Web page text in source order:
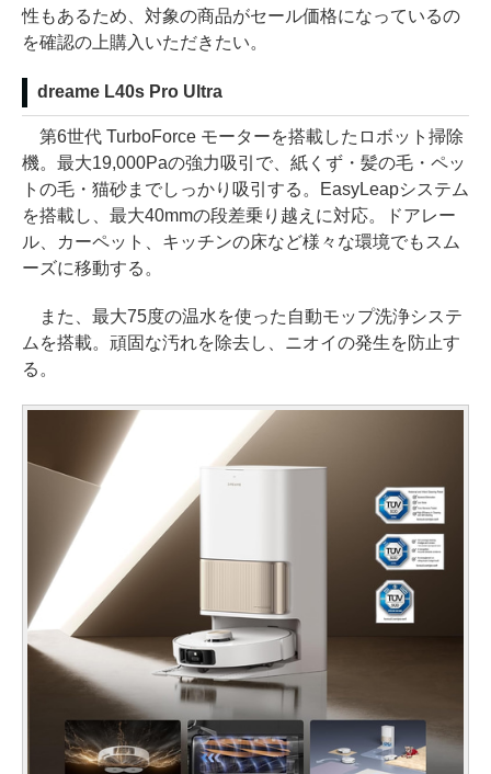
性もあるため、対象の商品がセール価格になっているの
を確認の上購入いただきたい。
dreame L40s Pro Ultra
第6世代 TurboForce モーターを搭載したロボット掃除
機。最大19,000Paの強力吸引で、紙くず・髪の毛・ペッ
トの毛・猫砂までしっかり吸引する。EasyLeapシステム
を搭載し、最大40mmの段差乗り越えに対応。ドアレー
ル、カーペット、キッチンの床など様々な環境でもスム
ーズに移動する。
また、最大75度の温水を使った自動モップ洗浄システ
ムを搭載。頑固な汚れを除去し、ニオイの発生を防止す
る。